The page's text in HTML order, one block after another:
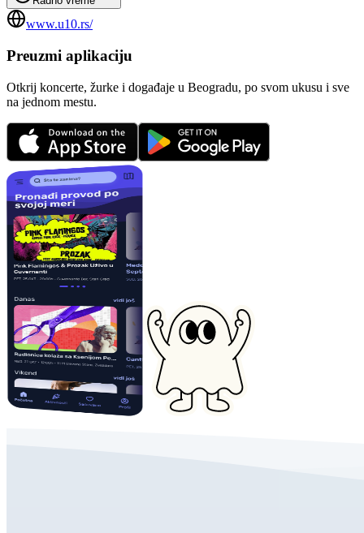
www.u10.rs/
Preuzmi aplikaciju
Otkrij koncerte, žurke i događaje u Beogradu, po svom ukusu i sve
na jednom mestu.